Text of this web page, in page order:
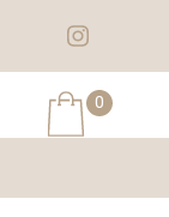
0